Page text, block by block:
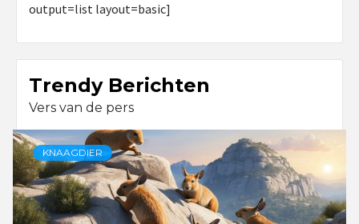
output=list layout=basic]
Trendy Berichten
Vers van de pers
KNAAGDIER